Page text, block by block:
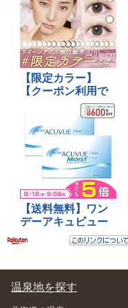
温泉地を探す